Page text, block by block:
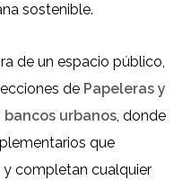
sostenible.
de un espacio público,
de Papeleras y
bancos urbanos, donde
que
completan cualquier